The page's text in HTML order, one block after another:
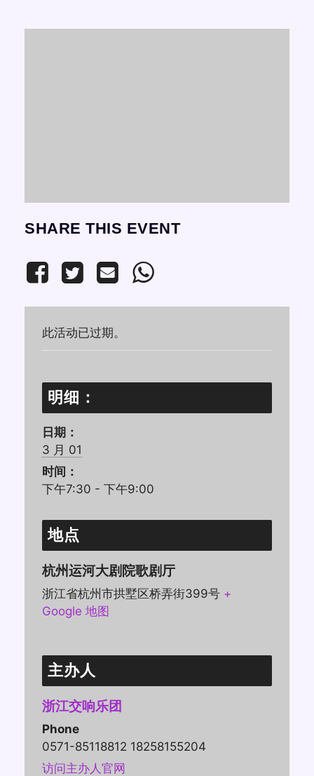
SHARE THIS EVENT
此活动已过期。
明细：
日期：
3 月 01
时间：
下午7:30 - 下午9:00
地点
杭州运河大剧院歌剧厅
浙江省杭州市拱墅区桥弄街399号 +
Google 地图
主办人
浙江交响乐团
Phone
0571-85118812 18258155204
访问主办人官网